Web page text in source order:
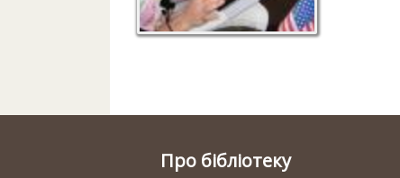
Про бібліотеку